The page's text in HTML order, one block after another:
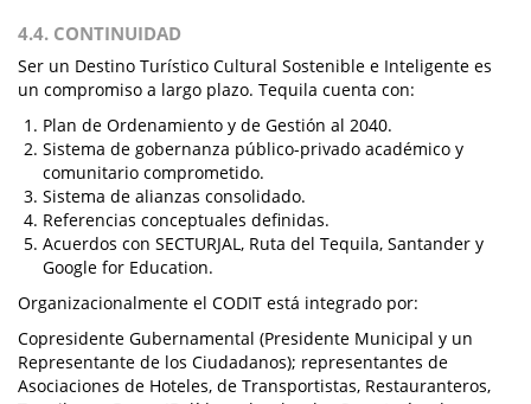
4.4. CONTINUIDAD
Ser un Destino Turístico Cultural Sostenible e Inteligente es
un compromiso a largo plazo. Tequila cuenta con:
Plan de Ordenamiento y de Gestión al 2040.
Sistema de gobernanza público-privado académico y
comunitario comprometido.
Sistema de alianzas consolidado.
Referencias conceptuales definidas.
Acuerdos con SECTURJAL, Ruta del Tequila, Santander y
Google for Education.
Organizacionalmente el CODIT está integrado por:
Copresidente Gubernamental (Presidente Municipal y un
Representante de los Ciudadanos); representantes de
Asociaciones de Hoteles, de Transportistas, Restauranteros,